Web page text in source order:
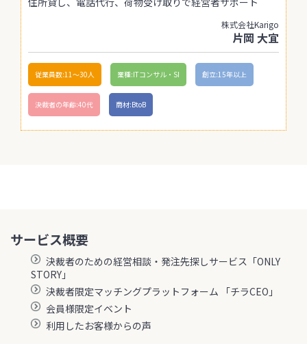
株式会社Karigo
片岡 大宜
従業員数:11〜30人 業種:ITコンサル・SI 創立:15年以上
決裁者の年齢:40代 商材:BtoB
サービス概要
決裁者のための経営相談・発注先探しサービス「ONLY
STORY」
決裁者限定マッチングプラットフォーム 「チラCEO」
会員様限定イベント
利用したお客様からの声